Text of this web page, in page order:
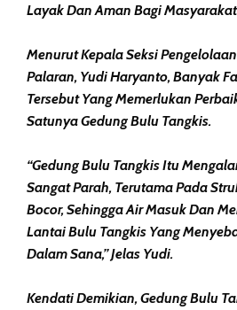
Layak Dan Aman Bagi
Menurut Kepala Seksi
Palaran, Yudi Haryanto, Banyak
Tersebut Yang Memerlukan
Satunya Gedung Bulu Tangkis.
“Gedung Bulu Tangkis Itu
Sangat Parah, Terutama Pada
Bocor, Sehingga Air Masuk Dan
Lantai Bulu Tangkis Yang
Dalam Sana,” Jelas Yudi.
Kendati Demikian, Gedung Bulu